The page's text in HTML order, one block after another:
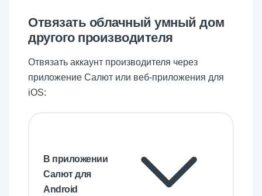
Отвязать облачный умный дом
другого производителя
Отвязать аккаунт производителя через
приложение Салют или веб-приложения для
iOS:
В приложении
Салют для
Android